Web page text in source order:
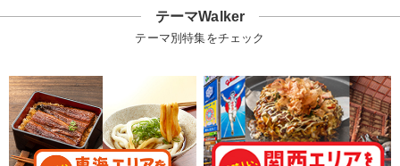
テーマWalker
テーマ別特集をチェック